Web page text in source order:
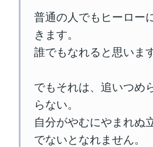
普通の人でもヒーロー
きます。
誰でもなれると思いま
でもそれは、追いつめ
らない。
自分がやむにやまれぬ
でないとなれません。